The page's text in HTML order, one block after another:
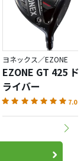
ヨネックス／EZONE
EZONE GT 425 ド
ライバー
7.0